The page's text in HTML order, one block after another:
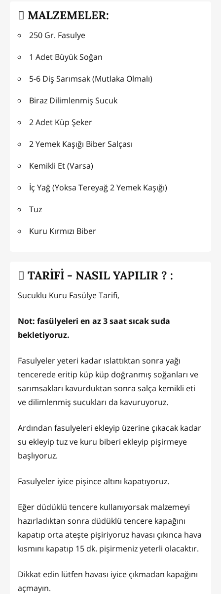
MALZEMELER:
250 Gr. Fasulye
1 Adet Büyük Soğan
5-6 Diş Sarımsak (Mutlaka Olmalı)
Biraz Dilimlenmiş Sucuk
2 Adet Küp Şeker
2 Yemek Kaşığı Biber Salçası
Kemikli Et (Varsa)
İç Yağ (Yoksa Tereyağ 2 Yemek Kaşığı)
Tuz
Kuru Kırmızı Biber
TARİFİ - NASIL YAPILIR ? :
Sucuklu Kuru Fasülye Tarifi,
Not: fasülyeleri en az 3 saat sıcak suda
bekletiyoruz.
Fasulyeler yeteri kadar ıslattıktan sonra yağı
tencerede eritip küp küp doğranmış soğanları ve
sarımsakları kavurduktan sonra salça kemikli eti
ve dilimlenmiş sucukları da kavuruyoruz.
Ardından fasulyeleri ekleyip üzerine çıkacak kadar
su ekleyip tuz ve kuru biberi ekleyip pişirmeye
başlıyoruz.
Fasulyeler iyice pişince altını kapatıyoruz.
Eğer düdüklü tencere kullanıyorsak malzemeyi
hazırladıktan sonra düdüklü tencere kapağını
kapatıp orta ateşte pişiriyoruz havası çıkınca hava
kısmını kapatıp 15 dk. pişirmeniz yeterli olacaktır.
Dikkat edin lütfen havası iyice çıkmadan kapağını
açmayın.